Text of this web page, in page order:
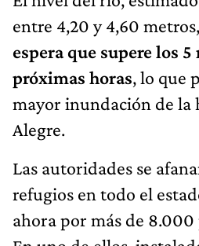
entre 4,20 y 4,60
espera que supere los 5
próximas horas, lo que
mayor inundación de la
Alegre.
Las autoridades se
refugios en todo el
ahora por más de 8.000